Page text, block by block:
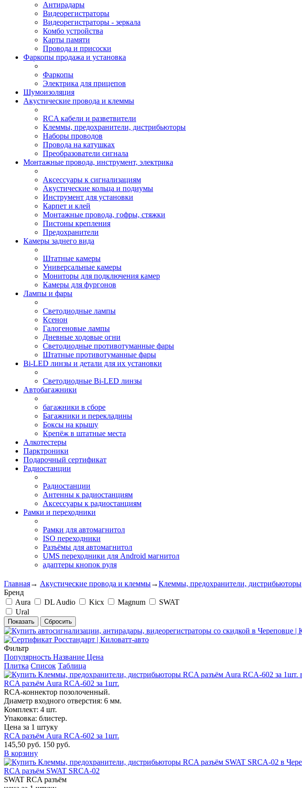
Антирадары
Видеорегистраторы
Видеорегистраторы - зеркала
Комбо устройства
Карты памяти
Провода и присоски
Фаркопы продажа и установка
Фаркопы
Электрика для прицепов
Шумоизоляция
Акустические провода и клеммы
RCA кабели и разветвители
Клеммы, предохранители, дистрибьюторы
Наборы проводов
Провода на катушках
Преобразователи сигнала
Монтажные провода, инструмент, электрика
Аксессуары к сигнализациям
Акустические кольца и подиумы
Инструмент для установки
Карпет и клей
Монтажные провода, гофры, стяжки
Пистоны крепления
Предохранители
Камеры заднего вида
Штатные камеры
Универсальные камеры
Мониторы для подключения камер
Камеры для фургонов
Лампы и фары
Светодиодные лампы
Ксенон
Галогеновые лампы
Дневные ходовые огни
Светодиодные противотуманные фары
Штатные противотуманные фары
Bi-LED линзы и детали для их установки
Светодиодные Bi-LED линзы
Автобагажники
багажники в сборе
Багажники и перекладины
Боксы на крышу
Крепёж в штатные места
Алкотестеры
Парктроники
Подарочный сертификат
Радиостанции
Радиостанции
Антенны к радиостанциям
Аксессуары к радиостанциям
Рамки и переходники
Рамки для автомагнитол
ISO переходники
Разъёмы для автомагнитол
UMS переходники для Android магнитол
адаптеры кнопок руля
Главная→ Акустические провода и клеммы→Клеммы, предохранители, дистрибьюторы
Бренд
Aura
DL Audio Kicx Magnum
SWAT
Ural
Показать Сбросить
Фильтр
Популярность Название Цена
Плитка Список Таблица
RCA разъём Aura RCA-602 за 1шт.
RCA-коннектор позолоченный.
Диаметр входного отверстия: 6 мм.
Комплект: 4 шт.
Упаковка: блистер.
Цена за 1 штуку
RCA разъём Aura RCA-602 за 1шт.
145,50 руб. 150 руб.
В корзину
RCA разъём SWAT SRCA-02
SWAT RCA разъём